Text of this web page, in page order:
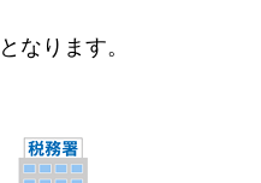
なります。